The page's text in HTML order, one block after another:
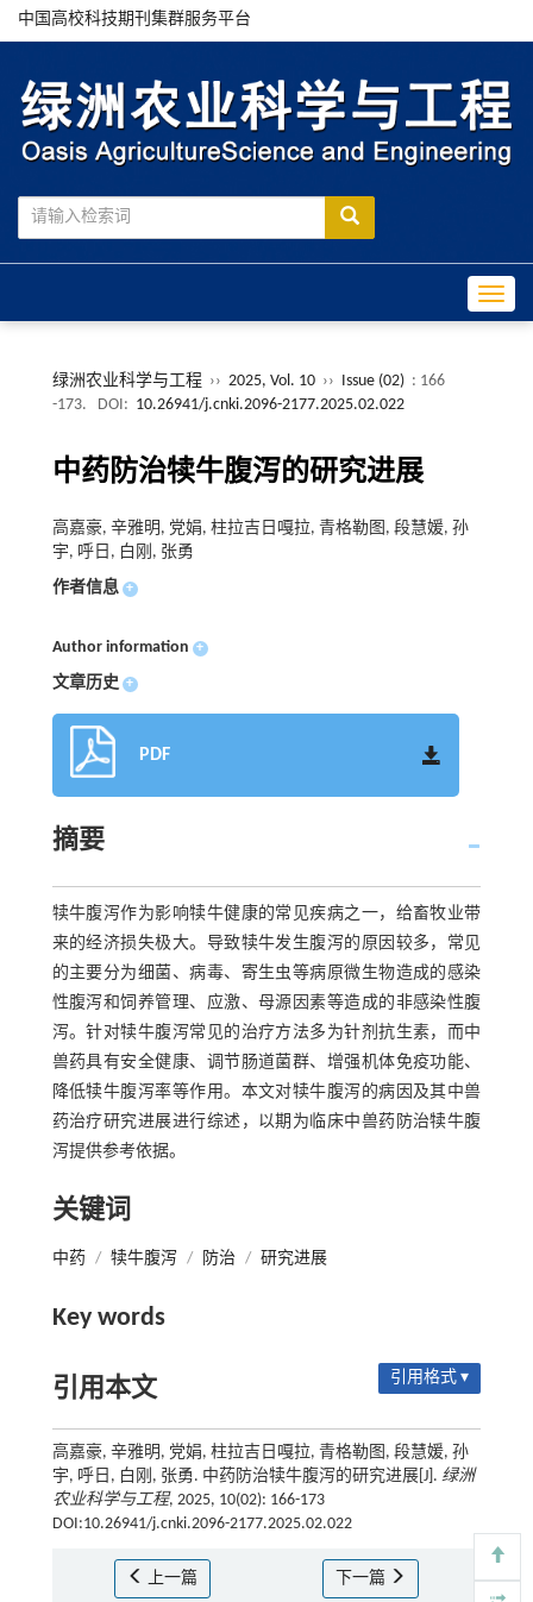
中国高校科技期刊集群服务平台
绿洲农业科学与工程 ›› 2025, Vol. 10 ›› Issue (02) : 166
-173.
DOI: 10.26941/j.cnki.2096-2177.2025.02.022
中药防治犊牛腹泻的研究进展
高嘉豪, 辛雅明, 党娟, 柱拉吉日嘎拉, 青格勒图, 段慧媛, 孙
宇, 呼日, 白刚, 张勇
作者信息 +
Author information +
文章历史 +
PDF
摘要
犊牛腹泻作为影响犊牛健康的常见疾病之一，给畜牧业带
来的经济损失极大。导致犊牛发生腹泻的原因较多，常见
的主要分为细菌、病毒、寄生虫等病原微生物造成的感染
性腹泻和饲养管理、应激、母源因素等造成的非感染性腹
泻。针对犊牛腹泻常见的治疗方法多为针剂抗生素，而中
兽药具有安全健康、调节肠道菌群、增强机体免疫功能、
降低犊牛腹泻率等作用。本文对犊牛腹泻的病因及其中兽
药治疗研究进展进行综述，以期为临床中兽药防治犊牛腹
泻提供参考依据。
关键词
中药 / 犊牛腹泻 / 防治 / 研究进展
Key words
引用本文 引用格式 ▾
高嘉豪, 辛雅明, 党娟, 柱拉吉日嘎拉, 青格勒图, 段慧媛, 孙
宇, 呼日, 白刚, 张勇. 中药防治犊牛腹泻的研究进展[J]. 绿洲
农业科学与工程, 2025, 10(02): 166-173
DOI:10.26941/j.cnki.2096-2177.2025.02.022
上一篇 下一篇